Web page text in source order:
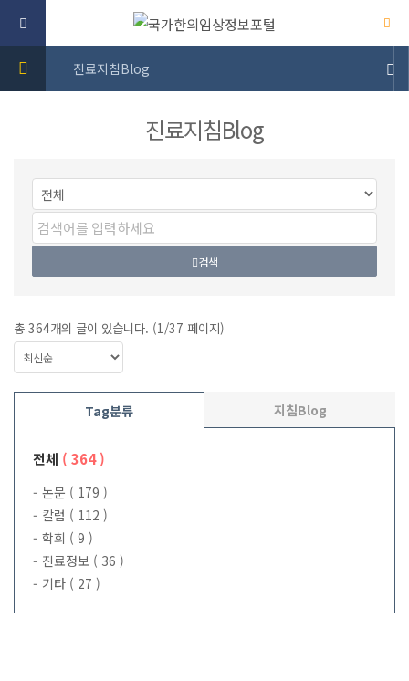
진료지침Blog
진료지침Blog
검색
총 364개의 글이 있습니다. (1/37 페이지)
Tag분류
전체 ( 364 )
논문 ( 179 )
칼럼 ( 112 )
학회 ( 9 )
진료정보 ( 36 )
기타 ( 27 )
지침Blog